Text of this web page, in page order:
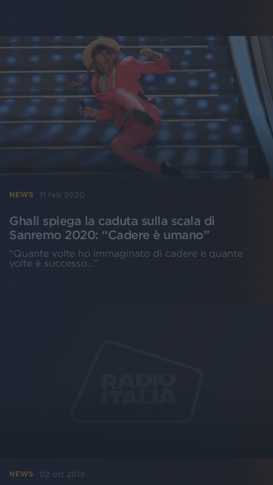
NEWS 11 feb 2020
Ghali spiega la caduta sulla scala di
Sanremo 2020: “Cadere è umano”
“Quante volte ho immaginato di cadere e quante
volte è successo...”
NEWS 02 ott 2019